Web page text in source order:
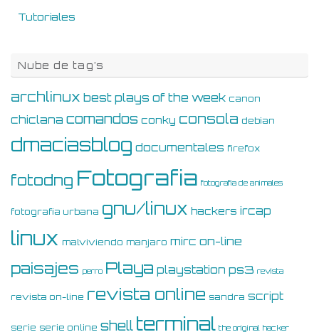
Tutoriales
Nube de tag’s
archlinux best plays of the week canon
chiclana comandos conky consola debian
dmaciasblog documentales firefox
fotodng Fotografia fotografia de animales
fotografia urbana gnu/linux hackers ircap
linux malviviendo manjaro mirc on-line
paisajes perro Playa playstation ps3 revista
revista on-line revista online sandra script
serie serie online shell terminal the original hacker